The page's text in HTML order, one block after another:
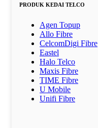
PRODUK KEDAI TELCO
Agen Topup
Allo Fibre
CelcomDigi Fibre
Eastel
Halo Telco
Maxis Fibre
TIME Fibre
U Mobile
Unifi Fibre